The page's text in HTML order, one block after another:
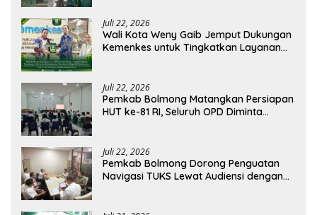
Juli 22, 2026
Wali Kota Weny Gaib Jemput Dukungan
Kemenkes untuk Tingkatkan Layanan
Juli 22, 2026
Pemkab Bolmong Matangkan Persiapan
HUT ke-81 RI, Seluruh OPD Diminta
Juli 22, 2026
Pemkab Bolmong Dorong Penguatan
Navigasi TUKS Lewat Audiensi dengan